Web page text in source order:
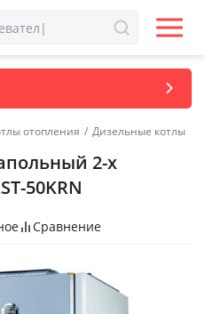
отопления / Дизельные котлы
2-х
50KRN
Сравнение